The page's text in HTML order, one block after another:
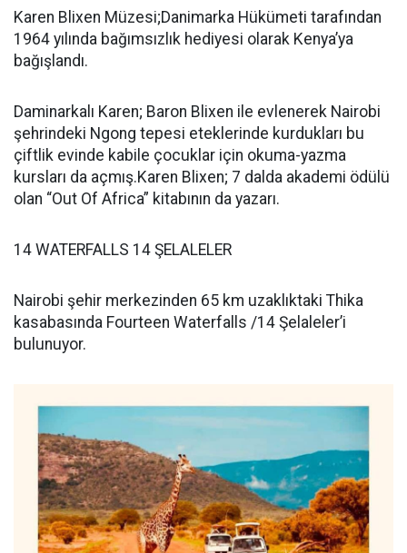
Karen Blixen Müzesi;Danimarka Hükümeti tarafından
1964 yılında bağımsızlık hediyesi olarak Kenya’ya
bağışlandı.
Daminarkalı Karen; Baron Blixen ile evlenerek Nairobi
şehrindeki Ngong tepesi eteklerinde kurdukları bu
çiftlik evinde kabile çocuklar için okuma-yazma
kursları da açmış.Karen Blixen; 7 dalda akademi ödülü
olan “Out Of Africa” kitabının da yazarı.
14 WATERFALLS 14 ŞELALELER
Nairobi şehir merkezinden 65 km uzaklıktaki Thika
kasabasında Fourteen Waterfalls /14 Şelaleler’i
bulunuyor.